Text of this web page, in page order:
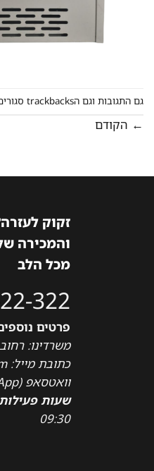
גם התגובות וגם הtrackbacks סגורים כרגע.
← הקודם
זקוק
והמכירה
מכל הלב
322
פרטים
משרדינו: רחוב
כתובת מייל: m4aisrael@gmail.com
וואטסאפ (WhatsApp) - 058-6057111
שעות
09:30